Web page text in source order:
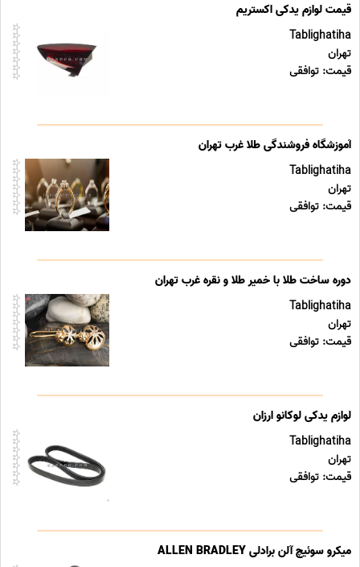
قیمت لوازم یدکی اکستریم
Tablighatiha
تهران
قیمت: توافقی
آموزشگاه فروشندگی طلا غرب تهران
Tablighatiha
تهران
قیمت: توافقی
دوره ساخت طلا با خمیر طلا و نقره غرب تهران
Tablighatiha
تهران
قیمت: توافقی
لوازم یدکی لوکانو ارزان
Tablighatiha
تهران
قیمت: توافقی
میکرو سوئیچ آلن برادلی ALLEN BRADLEY